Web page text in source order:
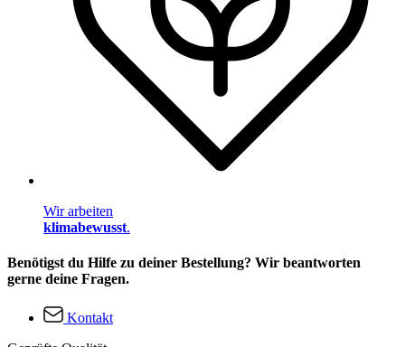
Wir arbeiten
klimabewusst.
Benötigst du Hilfe zu deiner Bestellung? Wir beantworten
gerne deine Fragen.
Kontakt